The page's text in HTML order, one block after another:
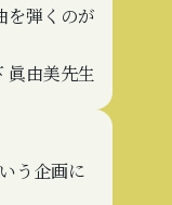
を弾くのが
眞由美先生
う企画に